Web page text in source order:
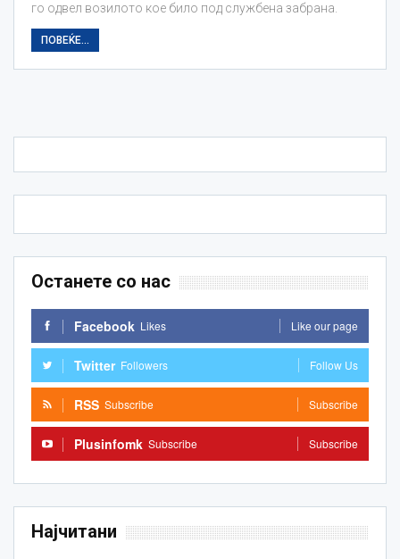
го одвел возилото кое било под службена забрана.
ПОВЕЌЕ...
Останете со нас
Facebook Likes Like our page
Twitter Followers Follow Us
RSS Subscribe Subscribe
Plusinfomk Subscribe Subscribe
Најчитани